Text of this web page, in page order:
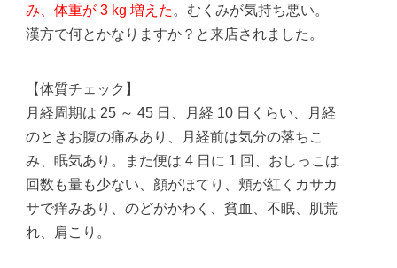
み、体重が 3 kg 増えた 。むくみが気持ち悪い。
漢方で何とかなりますか？と来店されました。
【体質チェック】
月経周期は 25 ～ 45 日、月経 10 日くらい、月経
のときお腹の痛みあり、月経前は気分の落ちこ
み、眠気あり。また便は 4 日に 1 回、おしっこは
回数も量も少ない、顔がほてり、頬が紅くカサカ
サで痒みあり、のどがかわく、貧血、不眠、肌荒
れ、肩こり。